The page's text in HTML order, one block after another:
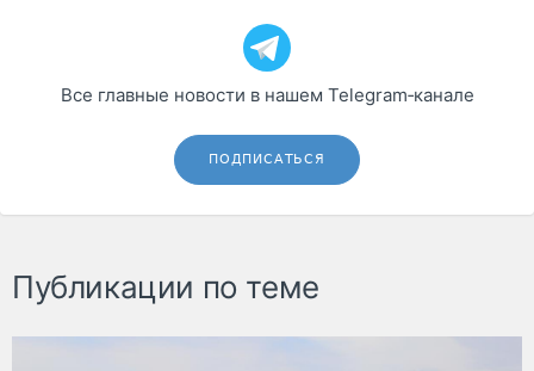
Все главные новости в нашем Telegram‑канале
ПОДПИСАТЬСЯ
Публикации по теме